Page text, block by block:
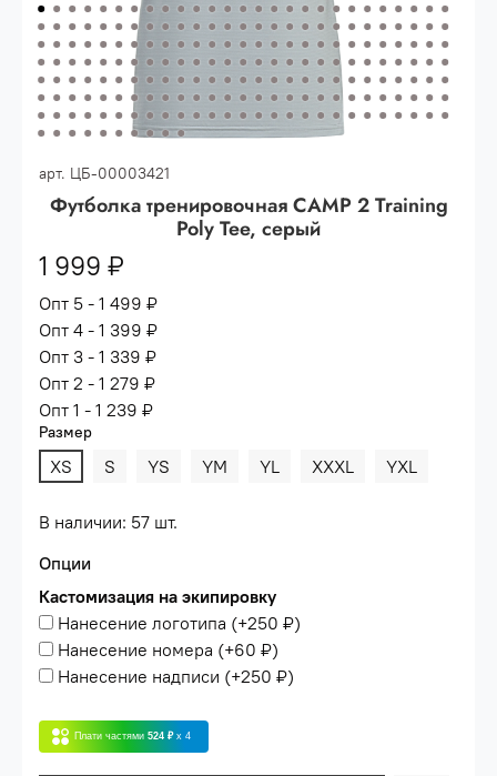
арт. ЦБ-00003421
Футболка тренировочная CAMP 2 Training
Poly Tee, серый
1 999 ₽
Опт 5 - 1 499 ₽
Опт 4 - 1 399 ₽
Опт 3 - 1 339 ₽
Опт 2 - 1 279 ₽
Опт 1 - 1 239 ₽
Размер
XS S YS YM YL XXXL YXL
В наличии: 57 шт.
Опции
Кастомизация на экипировку
Нанесение логотипа (+250 ₽)
Нанесение номера (+60 ₽)
Нанесение надписи (+250 ₽)
Плати частями 524 ₽ x 4